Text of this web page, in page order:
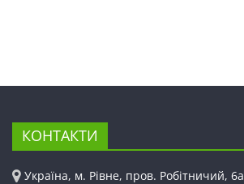
КОНТАКТИ
Україна, м. Рівне, пров. Робітничий, 6а